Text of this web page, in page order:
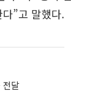
”고 말했다.
전달